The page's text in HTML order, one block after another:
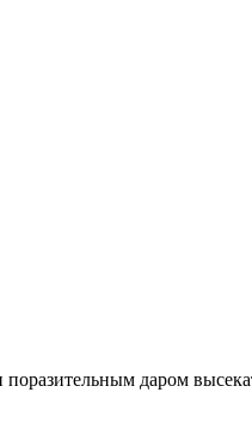
даром